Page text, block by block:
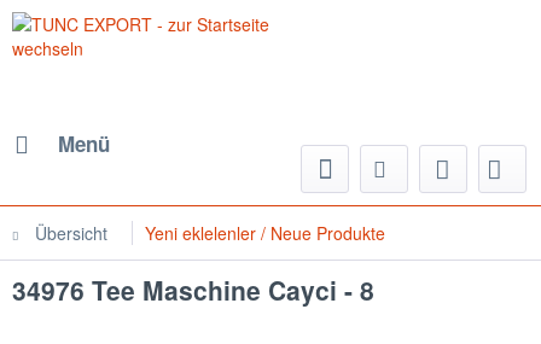
Menü
Übersicht Yeni eklelenler / Neue Produkte
34976 Tee Maschine Cayci - 8